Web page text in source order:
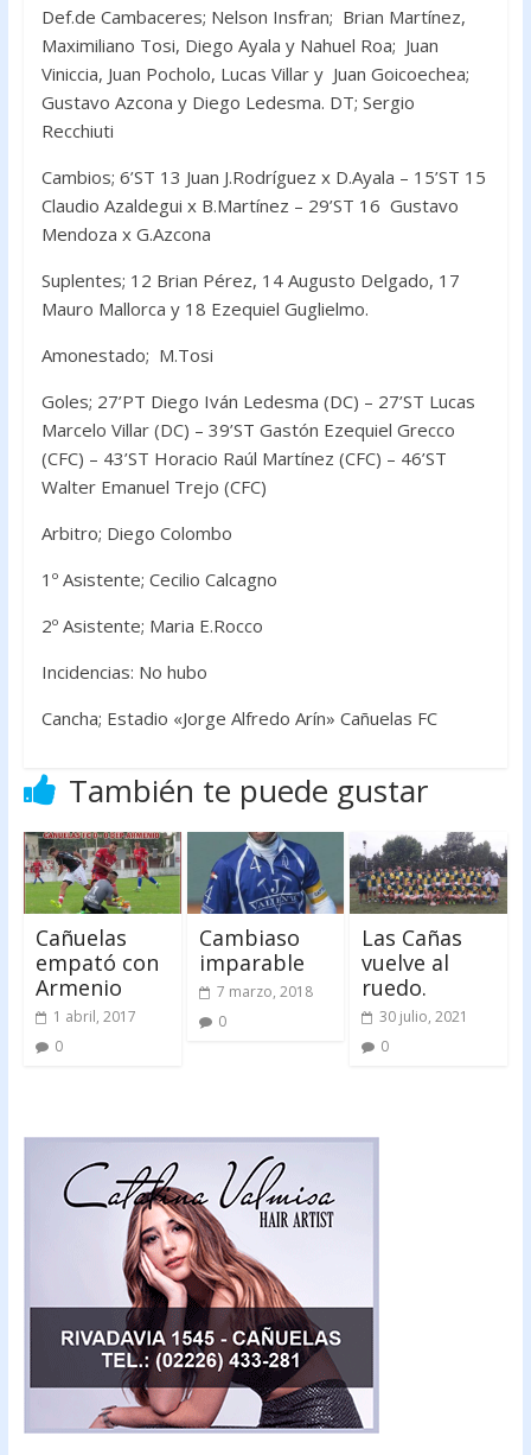
Def.de Cambaceres; Nelson Insfran; Brian Martínez,
Maximiliano Tosi, Diego Ayala y Nahuel Roa; Juan
Viniccia, Juan Pocholo, Lucas Villar y Juan Goicoechea;
Gustavo Azcona y Diego Ledesma. DT; Sergio
Recchiuti
Cambios; 6’ST 13 Juan J.Rodríguez x D.Ayala – 15’ST 15
Claudio Azaldegui x B.Martínez – 29’ST 16 Gustavo
Mendoza x G.Azcona
Suplentes; 12 Brian Pérez, 14 Augusto Delgado, 17
Mauro Mallorca y 18 Ezequiel Guglielmo.
Amonestado; M.Tosi
Goles; 27’PT Diego Iván Ledesma (DC) – 27’ST Lucas
Marcelo Villar (DC) – 39’ST Gastón Ezequiel Grecco
(CFC) – 43’ST Horacio Raúl Martínez (CFC) – 46’ST
Walter Emanuel Trejo (CFC)
Arbitro; Diego Colombo
1º Asistente; Cecilio Calcagno
2º Asistente; Maria E.Rocco
Incidencias: No hubo
Cancha; Estadio «Jorge Alfredo Arín» Cañuelas FC
También te puede gustar
Cañuelas
empató con
Armenio
1 abril, 2017
0
Cambiaso
imparable
7 marzo, 2018
0
Las Cañas
vuelve al
ruedo.
30 julio, 2021
0